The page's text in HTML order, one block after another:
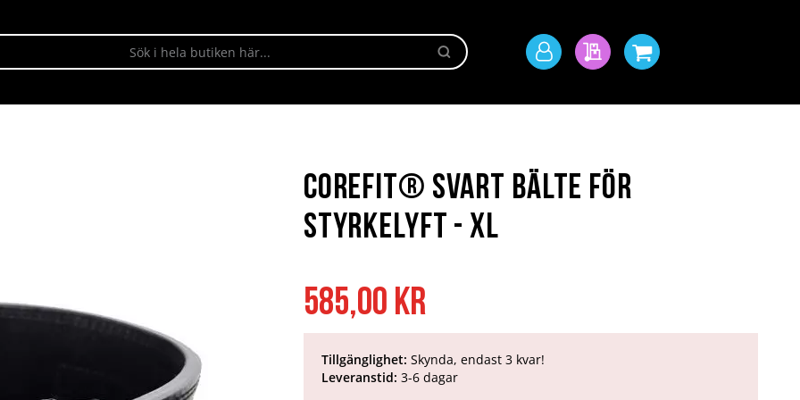
Sök
Mitt
Min offertMin kundvagn
585,00 kr
Tillgänglighet: Skynda, endast 3 kvar!
Leveranstid: 3-6 dagar
Corefit® Svart Bälte för
Styrkelyft - XL